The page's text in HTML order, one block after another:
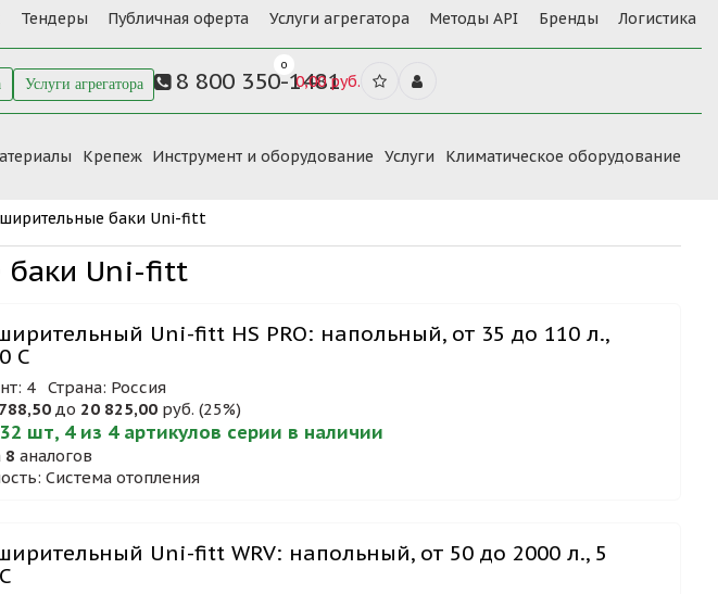
Тендеры Публичная оферта Услуги агрегатора Методы API Бренды Логистика
Услуги агрегатора 8 800 350-1481
0
0,00 руб.
Крепеж Инструмент и оборудование Услуги Климатическое оборудование
баки Uni-fitt
баки Uni-fitt
Uni-fitt HS PRO: напольный, от 35 до 110 л.,
C
4 Страна: Россия
до 20 825,00 руб. (25%)
шт, 4 из 4 артикулов серии в наличии
8 аналогов
Система отопления
Uni-fitt WRV: напольный, от 50 до 2000 л., 5